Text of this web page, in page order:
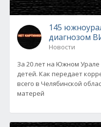
145
диагнозом
Новости
За 20 лет на Южном Урале
детей. Как передает
всего в Челябинской
матерей